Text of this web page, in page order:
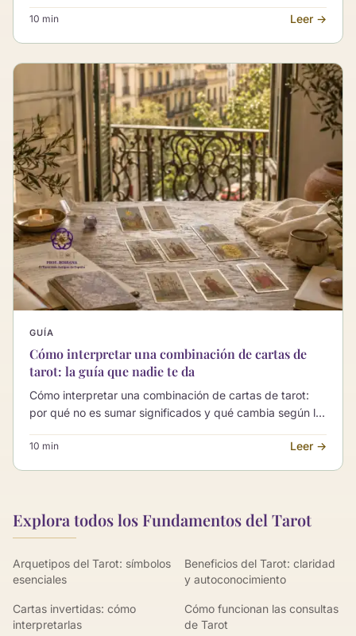
oráculo de cifras.
10 min Leer →
GUÍA
Cómo interpretar una combinación de cartas de
tarot: la guía que nadie te da
Cómo interpretar una combinación de cartas de tarot:
por qué no es sumar significados y qué cambia según la
10 min Leer →
Explora todos los Fundamentos del Tarot
Arquetipos del Tarot: símbolos
esenciales
Beneficios del Tarot: claridad
y autoconocimiento
Cartas invertidas: cómo
interpretarlas
Cómo funcionan las consultas
de Tarot